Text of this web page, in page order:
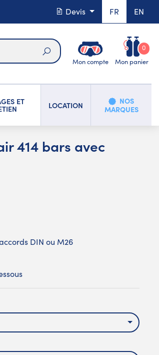
Devis FR EN
Rechercher
Mon compte Mon panier
0
ET LOCATION
NOS
MARQUES
414 bars avec
DIN ou M26